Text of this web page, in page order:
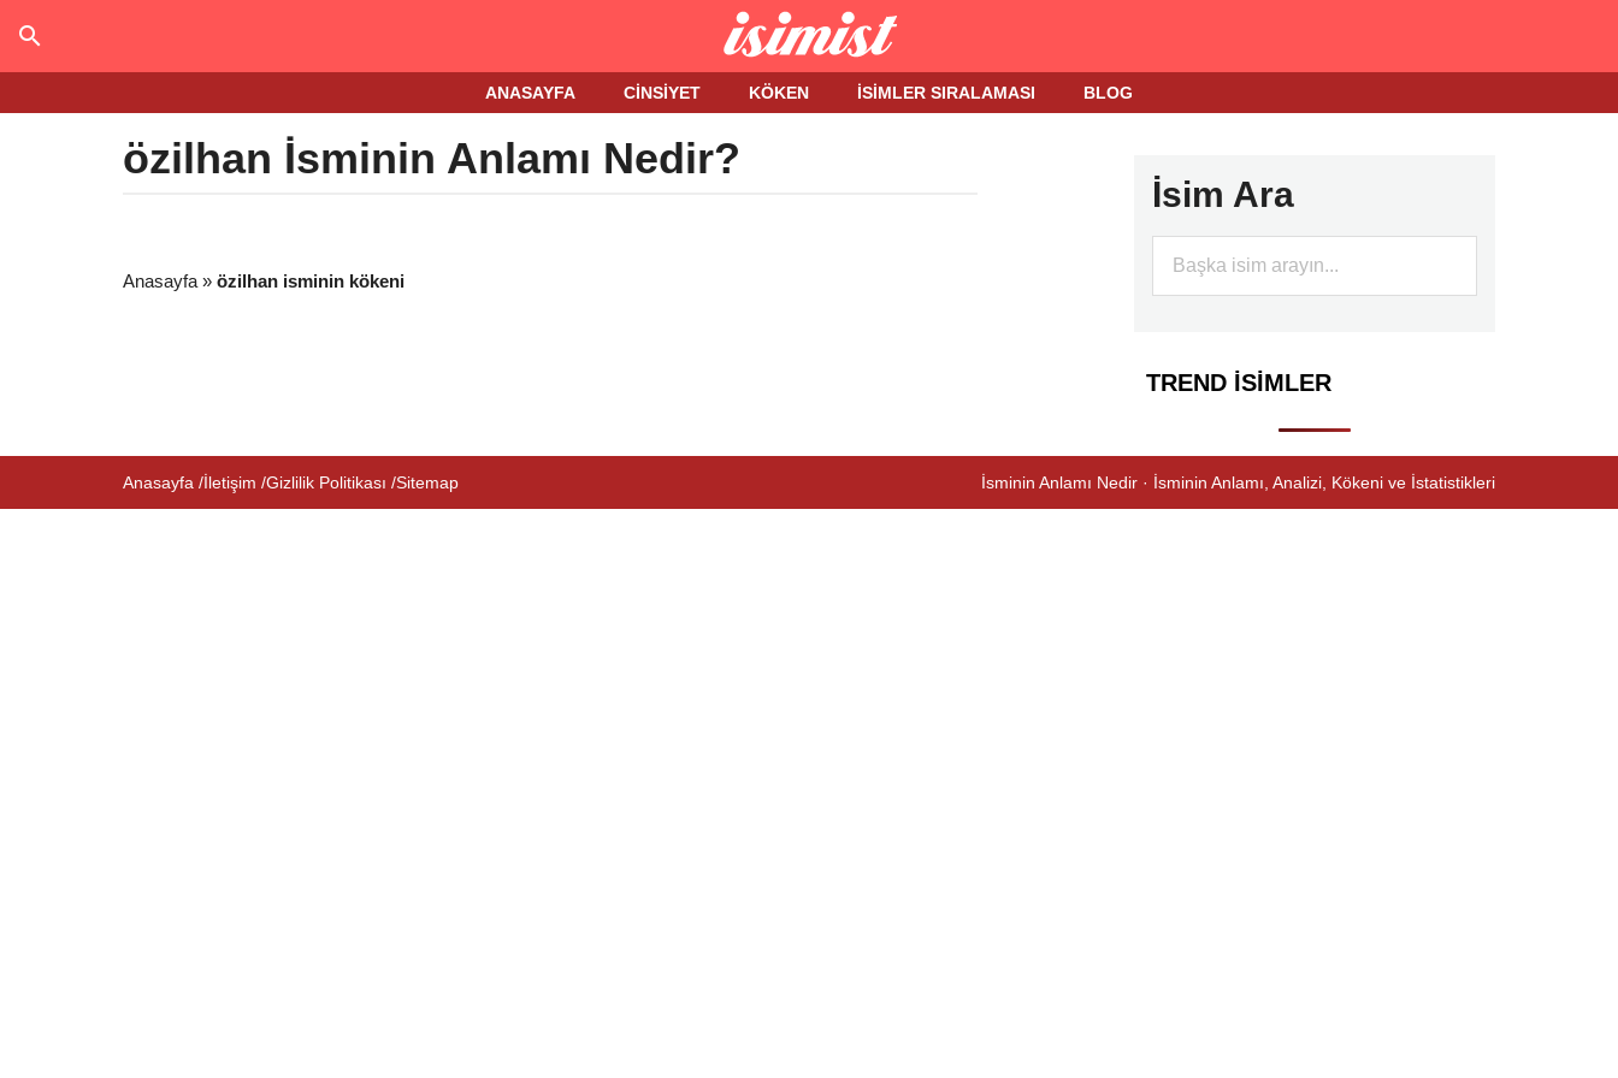
ANASAYFA CINSIYET KÖKEN İSIMLER SIRALAMASI BLOG
özilhan İsminin Anlamı Nedir?
Anasayfa » özilhan isminin kökeni
İsim Ara
TREND İSIMLER
Anasayfa İletişim Gizlilik Politikası Sitemap İsminin Anlamı Nedir · İsminin Anlamı, Analizi, Kökeni ve İstatistikleri